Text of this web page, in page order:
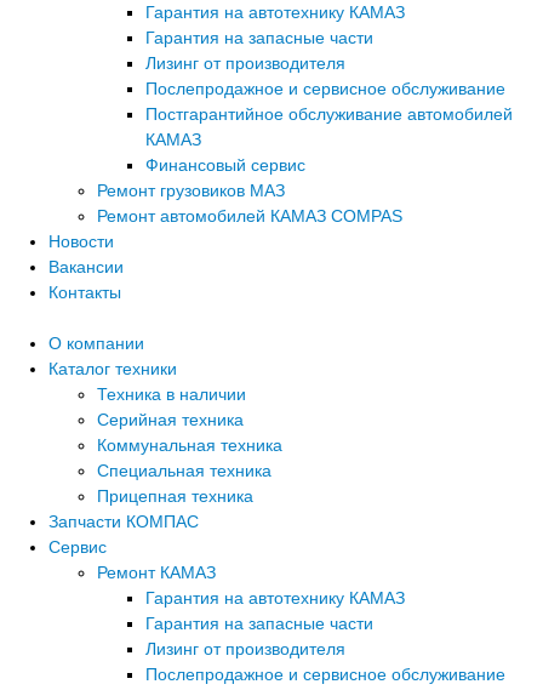
Гарантия на автотехнику КАМАЗ
Гарантия на запасные части
Лизинг от производителя
Послепродажное и сервисное обслуживание
Постгарантийное обслуживание автомобилей
КАМАЗ
Финансовый сервис
Ремонт грузовиков МАЗ
Ремонт автомобилей КАМАЗ COMPAS
Новости
Вакансии
Контакты
О компании
Каталог техники
Техника в наличии
Серийная техника
Коммунальная техника
Специальная техника
Прицепная техника
Запчасти КОМПАС
Сервис
Ремонт КАМАЗ
Гарантия на автотехнику КАМАЗ
Гарантия на запасные части
Лизинг от производителя
Послепродажное и сервисное обслуживание